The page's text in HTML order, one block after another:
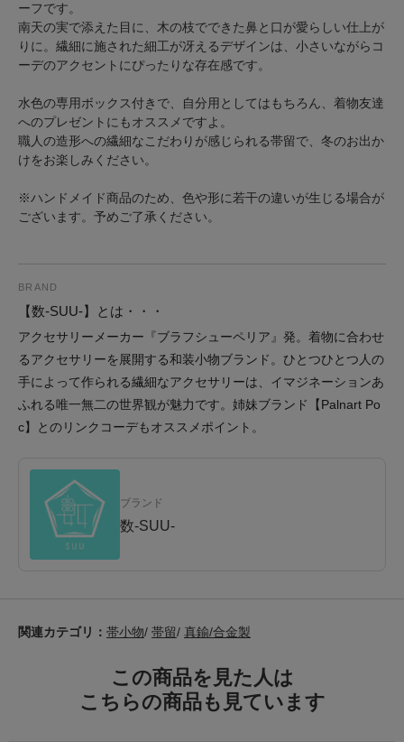
ーフです。
南天の実で添えた目に、木の枝でできた鼻と口が愛らしい仕上が
りに。繊細に施された細工が冴えるデザインは、小さいながらコ
ーデのアクセントにぴったりな存在感です。
水色の専用ボックス付きで、自分用としてはもちろん、着物友達
へのプレゼントにもオススメですよ。
職人の造形への繊細なこだわりが感じられる帯留で、冬のお出か
けをお楽しみください。
※ハンドメイド商品のため、色や形に若干の違いが生じる場合が
ございます。予めご了承ください。
BRAND
【数-SUU-】とは・・・
アクセサリーメーカー『ブラフシューペリア』発。着物に合わせ
るアクセサリーを展開する和装小物ブランド。ひとつひとつ人の
手によって作られる繊細なアクセサリーは、イマジネーションあ
ふれる唯一無二の世界観が魅力です。姉妹ブランド【Palnart Po
c】とのリンクコーデもオススメポイント。
ブランド
数-SUU-
関連カテゴリ： 帯小物/ 帯留/ 真鍮/合金製
この商品を見た人は
こちらの商品も見ています